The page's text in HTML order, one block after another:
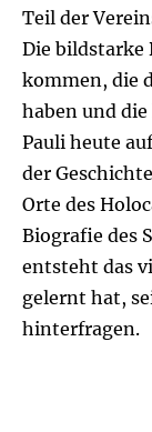
Teil der
Die bildstarke
kommen, die
haben und die
Pauli heute
der
Orte des
Biografie des
entsteht das
gelernt hat,
hinterfragen.